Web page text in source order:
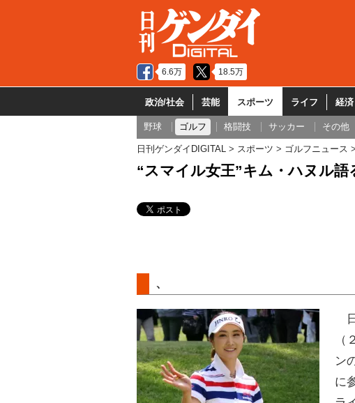
6.6万 18.5万
政治/社会 芸能 スポーツ ライフ 経済
野球 ゴルフ 格闘技 サッカー その他
日刊ゲンダイDIGITAL スポーツ ゴルフニュース
“スマイル女王”キム・ハヌル語
、
ン
に